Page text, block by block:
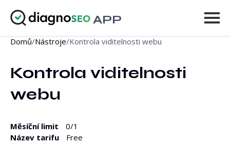
APP
Nástroje
Ceník
Více
Domů/Nástroje/Kontrola viditelnosti webu
Kontrola viditelnosti
webu
Měsíční limit 0/1
Název tarifu
Free